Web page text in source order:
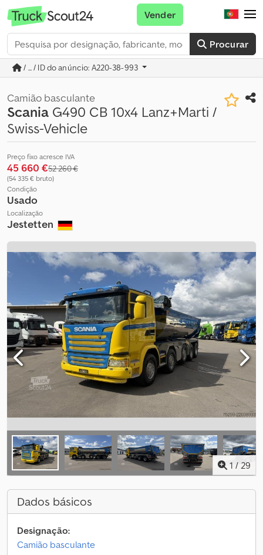
Procurar
Vender
/ ... / ID do anúncio: A220-38-993
Camião basculante
Scania G490 CB 10x4 Lanz+Marti /
Swiss-Vehicle
Preço fixo acresce IVA
45 660 €52 260 €
(54 335 € bruto)
Condição
Usado
Localização
Jestetten
1 / 29
Dados básicos
Designação:
Camião basculante